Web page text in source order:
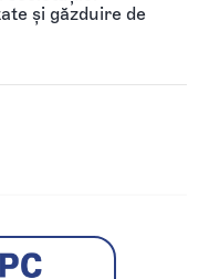
și găzduire de